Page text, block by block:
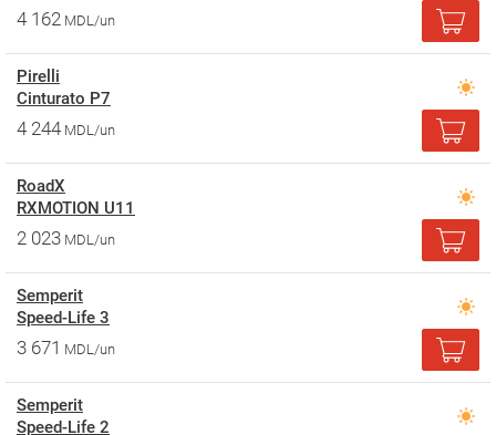
4 162 MDL/un
Pirelli
Cinturato P7
4 244 MDL/un
RoadX
RXMOTION U11
2 023 MDL/un
Semperit
Speed-Life 3
3 671 MDL/un
Semperit
Speed-Life 2